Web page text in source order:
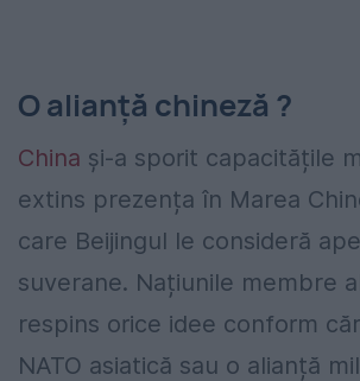
O alianță chineză ?
China și-a sporit capacitățile
extins prezența în Marea
care Beijingul le consideră
suverane. Națiunile membre
respins orice idee conform
NATO asiatică sau o alianță